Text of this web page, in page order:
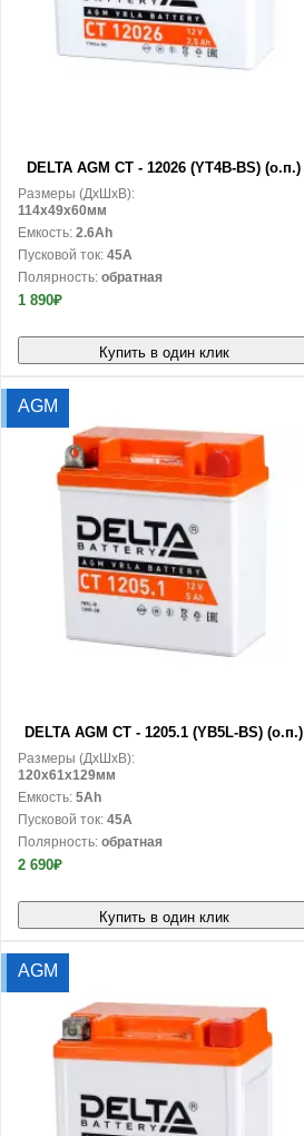
DELTA AGM CT - 12026 (YT4B-BS) (о.п.)
Размеры (ДxШxВ):
114x49x60мм
Емкость: 2.6Ah
Пусковой ток: 45A
Полярность: обратная
1 890₽
Купить в один клик
AGM
DELTA AGM CT - 1205.1 (YВ5L-BS) (о.п.)
Размеры (ДxШxВ):
120x61x129мм
Емкость: 5Ah
Пусковой ток: 45A
Полярность: обратная
2 690₽
Купить в один клик
AGM